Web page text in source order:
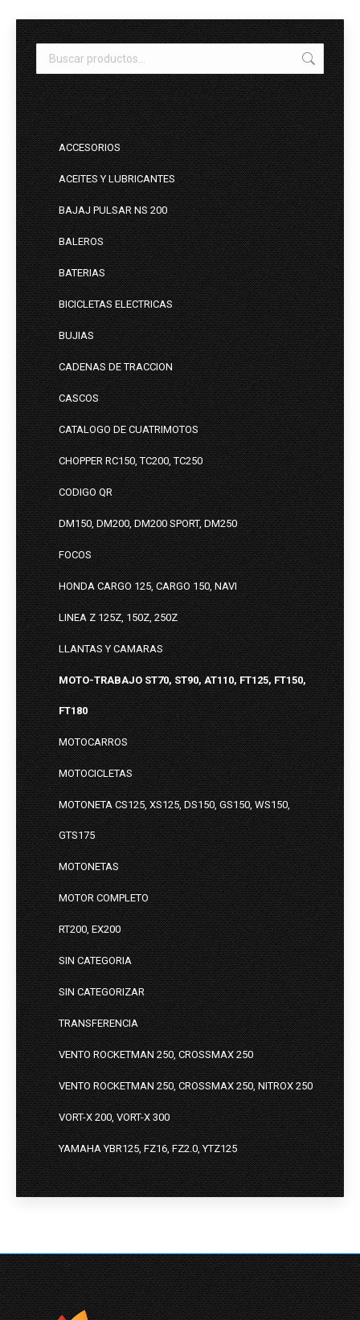
ACCESORIOS
ACEITES Y LUBRICANTES
BAJAJ PULSAR NS 200
BALEROS
BATERIAS
BICICLETAS ELECTRICAS
BUJIAS
CADENAS DE TRACCION
CASCOS
CATALOGO DE CUATRIMOTOS
CHOPPER RC150, TC200, TC250
CODIGO QR
DM150, DM200, DM200 SPORT, DM250
FOCOS
HONDA CARGO 125, CARGO 150, NAVI
LINEA Z 125Z, 150Z, 250Z
LLANTAS Y CAMARAS
MOTO-TRABAJO ST70, ST90, AT110, FT125, FT150,
FT180
MOTOCARROS
MOTOCICLETAS
MOTONETA CS125, XS125, DS150, GS150, WS150,
GTS175
MOTONETAS
MOTOR COMPLETO
RT200, EX200
SIN CATEGORIA
SIN CATEGORIZAR
TRANSFERENCIA
VENTO ROCKETMAN 250, CROSSMAX 250
VENTO ROCKETMAN 250, CROSSMAX 250, NITROX 250
VORT-X 200, VORT-X 300
YAMAHA YBR125, FZ16, FZ2.0, YTZ125